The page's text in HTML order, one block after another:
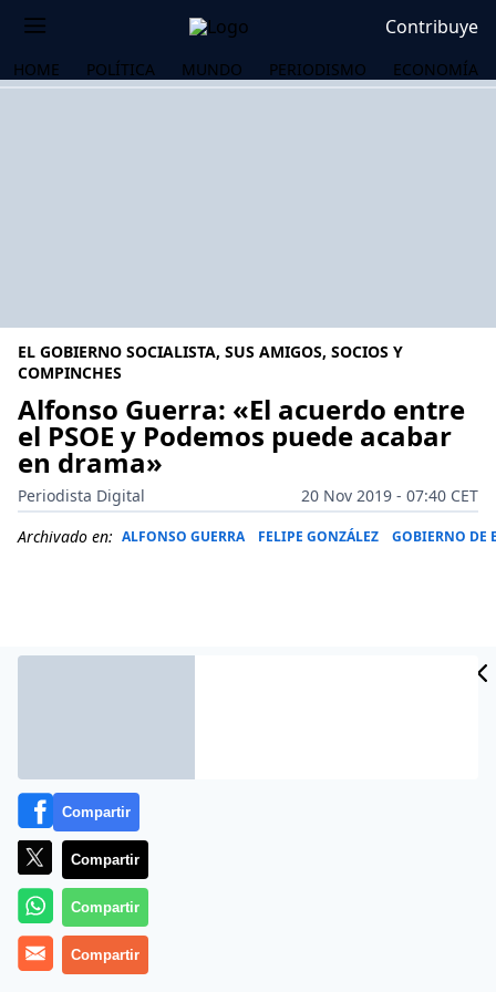
Contribuye
HOME POLÍTICA MUNDO PERIODISMO ECONOMÍA
EL GOBIERNO SOCIALISTA, SUS AMIGOS, SOCIOS Y
COMPINCHES
Alfonso Guerra: «El acuerdo entre
el PSOE y Podemos puede acabar
en drama»
Periodista Digital
20 Nov 2019 - 07:40 CET
Archivado en: ALFONSO GUERRA FELIPE GONZÁLEZ GOBIERNO DE
Más información
Compartir
Compartir
Compartir
Compartir